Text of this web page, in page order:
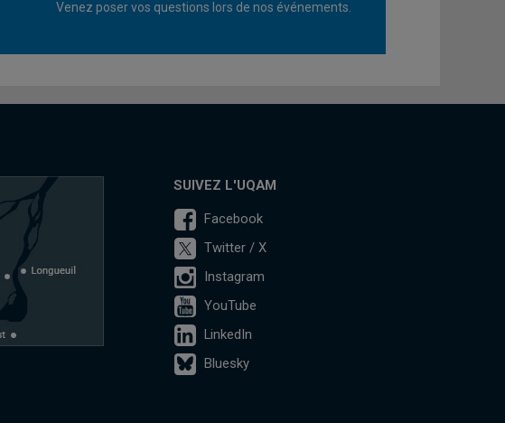
Venez poser vos questions lors de nos événements.
SUIVEZ L'UQAM
Facebook
Twitter / X
Instagram
YouTube
LinkedIn
Bluesky